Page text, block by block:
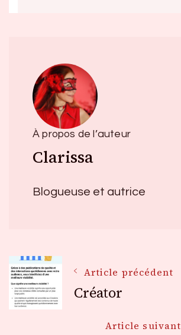
À propos de l’auteur
Clarissa
Blogueuse et autrice
Navigation
des
Article précédent
Créator
Article suivant